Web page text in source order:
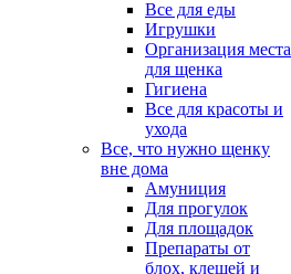
Все для еды
Игрушки
Организация места
для щенка
Гигиена
Все для красоты и
ухода
Все, что нужно щенку
вне дома
Амуниция
Для прогулок
Для площадок
Препараты от
блох, клещей и